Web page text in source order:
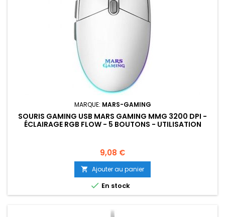
MARQUE: MARS-GAMING
SOURIS GAMING USB MARS GAMING MMG 3200 DPI -
ÉCLAIRAGE RGB FLOW - 5 BOUTONS - UTILISATION
Prix
9,08 €
 Ajouter au panier
 En stock